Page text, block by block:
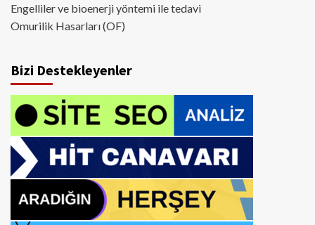
Engelliler ve bioenerji yöntemi ile tedavi
Omurilik Hasarları (OF)
Bizi Destekleyenler